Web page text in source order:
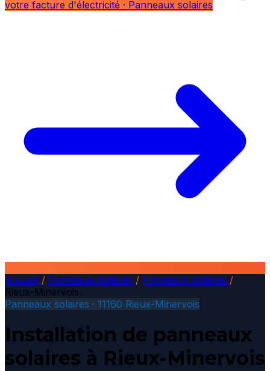
votre facture d'électricité · Panneaux solaires
Accueil / Panneaux solaires / Panneaux solaires /
Rieux-Minervois
Panneaux solaires · 11160 Rieux-Minervois
Installation de panneaux
solaires à Rieux-Minervois